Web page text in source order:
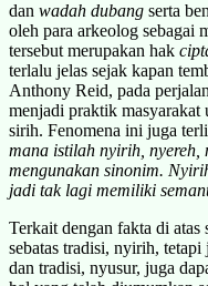
dan wadah dubang serta
oleh para arkeolog sebagai
tersebut merupakan hak
terlalu jelas sejak kapan
Anthony Reid, pada
menjadi praktik masyarakat
sirih. Fenomena ini juga
mana istilah nyirih, nyereh,
mengunakan sinonim.
jadi tak lagi memiliki
Terkait dengan fakta di
sebatas tradisi, nyirih, tetapi
dan tradisi, nyusur, juga